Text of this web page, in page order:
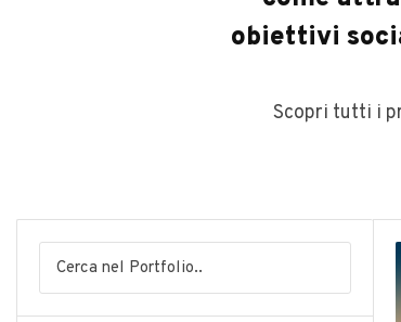
obiettivi
Scopri tutti i